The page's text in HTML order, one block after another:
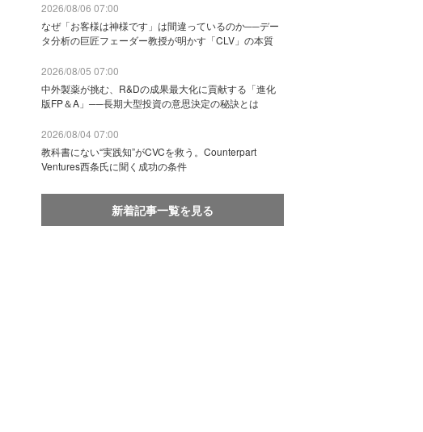
2026/08/06 07:00
なぜ「お客様は神様です」は間違っているのか──デー
タ分析の巨匠フェーダー教授が明かす「CLV」の本質
2026/08/05 07:00
中外製薬が挑む、R&Dの成果最大化に貢献する「進化
版FP＆A」──長期大型投資の意思決定の秘訣とは
2026/08/04 07:00
教科書にない“実践知”がCVCを救う。Counterpart
Ventures西条氏に聞く成功の条件
新着記事一覧を見る